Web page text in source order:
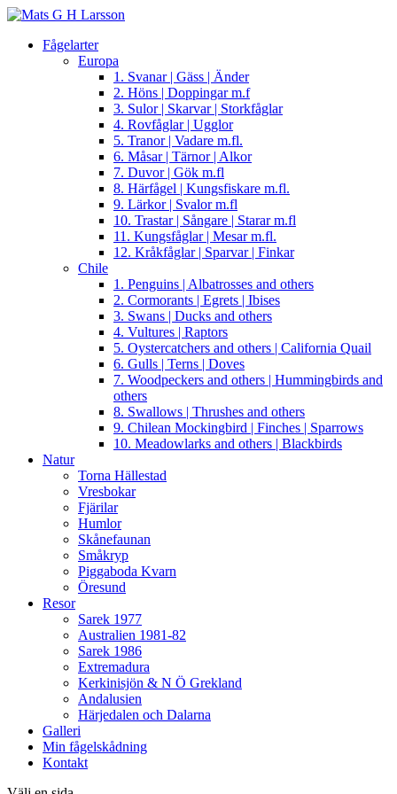
Fågelarter
Europa
1. Svanar | Gäss | Änder
2. Höns | Doppingar m.f
3. Sulor | Skarvar | Storkfåglar
4. Rovfåglar | Ugglor
5. Tranor | Vadare m.fl.
6. Måsar | Tärnor | Alkor
7. Duvor | Gök m.fl
8. Härfågel | Kungsfiskare m.fl.
9. Lärkor | Svalor m.fl
10. Trastar | Sångare | Starar m.fl
11. Kungsfåglar | Mesar m.fl.
12. Kråkfåglar | Sparvar | Finkar
Chile
1. Penguins | Albatrosses and others
2. Cormorants | Egrets | Ibises
3. Swans | Ducks and others
4. Vultures | Raptors
5. Oystercatchers and others | California Quail
6. Gulls | Terns | Doves
7. Woodpeckers and others | Hummingbirds and
others
8. Swallows | Thrushes and others
9. Chilean Mockingbird | Finches | Sparrows
10. Meadowlarks and others | Blackbirds
Natur
Torna Hällestad
Vresbokar
Fjärilar
Humlor
Skånefaunan
Småkryp
Piggaboda Kvarn
Öresund
Resor
Sarek 1977
Australien 1981-82
Sarek 1986
Extremadura
Kerkinisjön & N Ö Grekland
Andalusien
Härjedalen och Dalarna
Galleri
Min fågelskådning
Kontakt